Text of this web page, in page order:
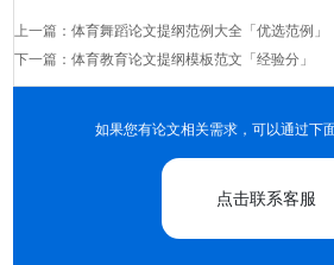
上一篇：体育舞蹈论文提纲范例大全「优选范例」
下一篇：体育教育论文提纲模板范文「经验分」
如果您有论文相关需求，可以通过下
点击联系客服